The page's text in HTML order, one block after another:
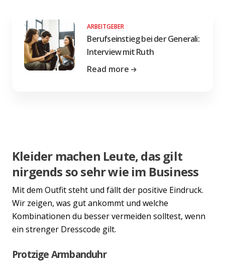
ARBEITGEBER
Berufseinstieg bei der Generali:
Interview mit Ruth
Read more
Kleider machen Leute, das gilt
nirgends so sehr wie im Business
Mit dem Outfit steht und fällt der positive Eindruck.
Wir zeigen, was gut ankommt und welche
Kombinationen du besser vermeiden solltest, wenn
ein strenger Dresscode gilt.
Protzige Armbanduhr